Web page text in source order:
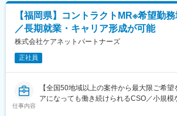
■勤務地固定・転勤なしも相談可能です。
■ワークライフバランスを整えやすい環境◎
土日祝休み・完全週休2日で、お休みもしっ
す。また女性も多く活躍しており、産休育
■キャリアパス：
経験を積んだ後のキャリアパスとしまして
【福岡県】コントラクトMR※希望勤
／長期就業・キャリア形成が可能
株式会社ケアネットパートナーズ
正社員
仕事内容
【全国50地域以上の案件から最大限ご希
アになっても働き続けられるCSO／小規模